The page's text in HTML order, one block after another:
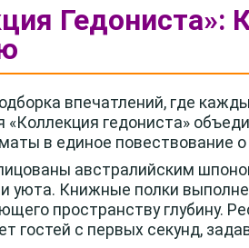
Гедониста»:
впечатлений, где
гедониста»
в единое повествование о
австралийским
уюта. Книжные полки
пространству глубину.
гостей с первых секунд,